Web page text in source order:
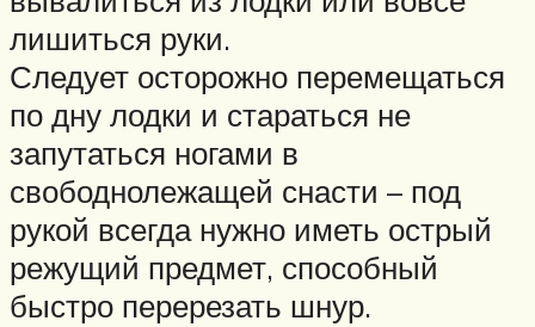
лишиться руки.
Следует осторожно перемещаться
по дну лодки и стараться не
запутаться ногами в
свободнолежащей снасти – под
рукой всегда нужно иметь острый
режущий предмет, способный
быстро перерезать шнур.